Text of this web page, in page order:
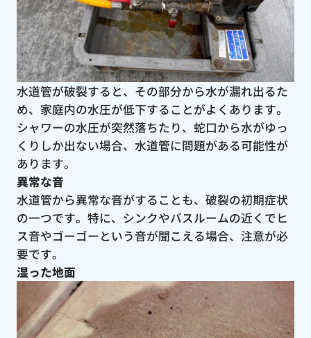
水道管が破裂すると、その部分から水が漏れ出るた
め、家庭内の水圧が低下することがよくあります。
シャワーの水圧が突然落ちたり、蛇口から水がゆっ
くりしか出ない場合、水道管に問題がある可能性が
あります。
異常な音
水道管から異常な音がすることも、破裂の初期症状
の一つです。特に、シンクやバスルームの近くでヒ
ス音やゴーゴーという音が聞こえる場合、注意が必
要です。
湿った地面